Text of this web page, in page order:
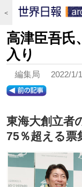
＜
高津臣吾氏
入り
編集局 2022/
東海大創立者
75％超える票